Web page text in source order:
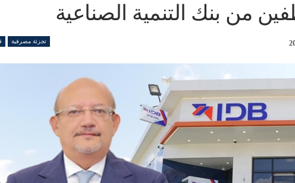
من بنك التنمية الصناعية
تجزئة مصرفية